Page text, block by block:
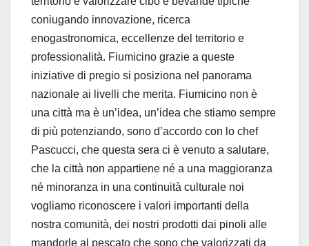
coniugando innovazione, ricerca
enogastronomica, eccellenze del territorio e
professionalità. Fiumicino grazie a queste
iniziative di pregio si posiziona nel panorama
nazionale ai livelli che merita. Fiumicino non è
una città ma è un’idea, un’idea che stiamo sempre
di più potenziando, sono d’accordo con lo chef
Pascucci, che questa sera ci è venuto a salutare,
che la città non appartiene né a una maggioranza
né minoranza in una continuità culturale noi
vogliamo riconoscere i valori importanti della
nostra comunità, dei nostri prodotti dai pinoli alle
mandorle al pescato che sono che valorizzati da